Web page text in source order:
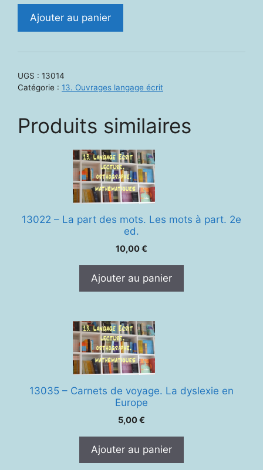
Dépistage
pratiques
Ajouter au panier
UGS : 13014
Catégorie : 13. Ouvrages langage écrit
Produits similaires
13022 – La part des mots. Les mots à part. 2e
ed.
10,00€
Ajouter au panier
13035 – Carnets de voyage. La dyslexie en
Europe
5,00€
Ajouter au panier